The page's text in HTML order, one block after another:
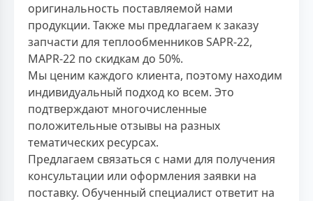
оригинальность поставляемой нами
продукции. Также мы предлагаем к заказу
запчасти для теплообменников SAPR-22,
MAPR-22 по скидкам до 50%.
Мы ценим каждого клиента, поэтому находим
индивидуальный подход ко всем. Это
подтверждают многочисленные
положительные отзывы на разных
тематических ресурсах.
Предлагаем связаться с нами для получения
консультации или оформления заявки на
поставку. Обученный специалист ответит на